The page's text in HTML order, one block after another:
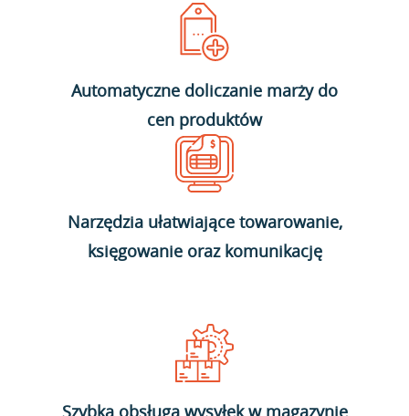
Automatyczne doliczanie marży do
cen produktów
Narzędzia ułatwiające towarowanie,
księgowanie oraz komunikację
Szybka obsługa wysyłek w magazynie